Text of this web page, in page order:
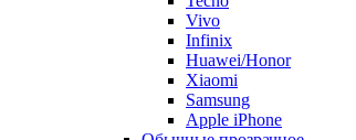
Vivo
Infinix
Huawei/Honor
Xiaomi
Samsung
Apple iPhone